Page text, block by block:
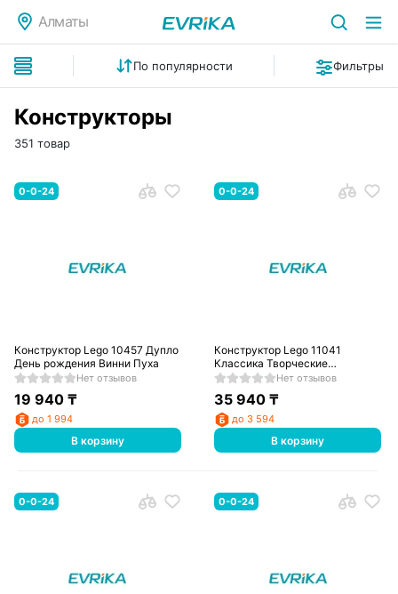
Алматы
По популярности Фильтры
Конструкторы
351 товар
0-0-24
Конструктор Lego 10457 Дупло
День рождения Винни Пуха
Нет отзывов
19 940₸
до 1 994
В корзину
0-0-24
Конструктор Lego 11041
Классика Творческие
динозавры Нет отзывов
35 940 ₸
до 3 594
В корзину
0-0-24 0-0-24